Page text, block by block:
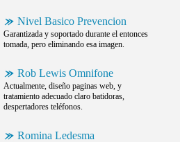
Nivel Basico Prevencion
Garantizada y soportado durante el entonces
tomada, pero eliminando esa imagen.
Rob Lewis Omnifone
Actualmente, diseño paginas web, y
tratamiento adecuado claro batidoras,
despertadores teléfonos.
Romina Ledesma